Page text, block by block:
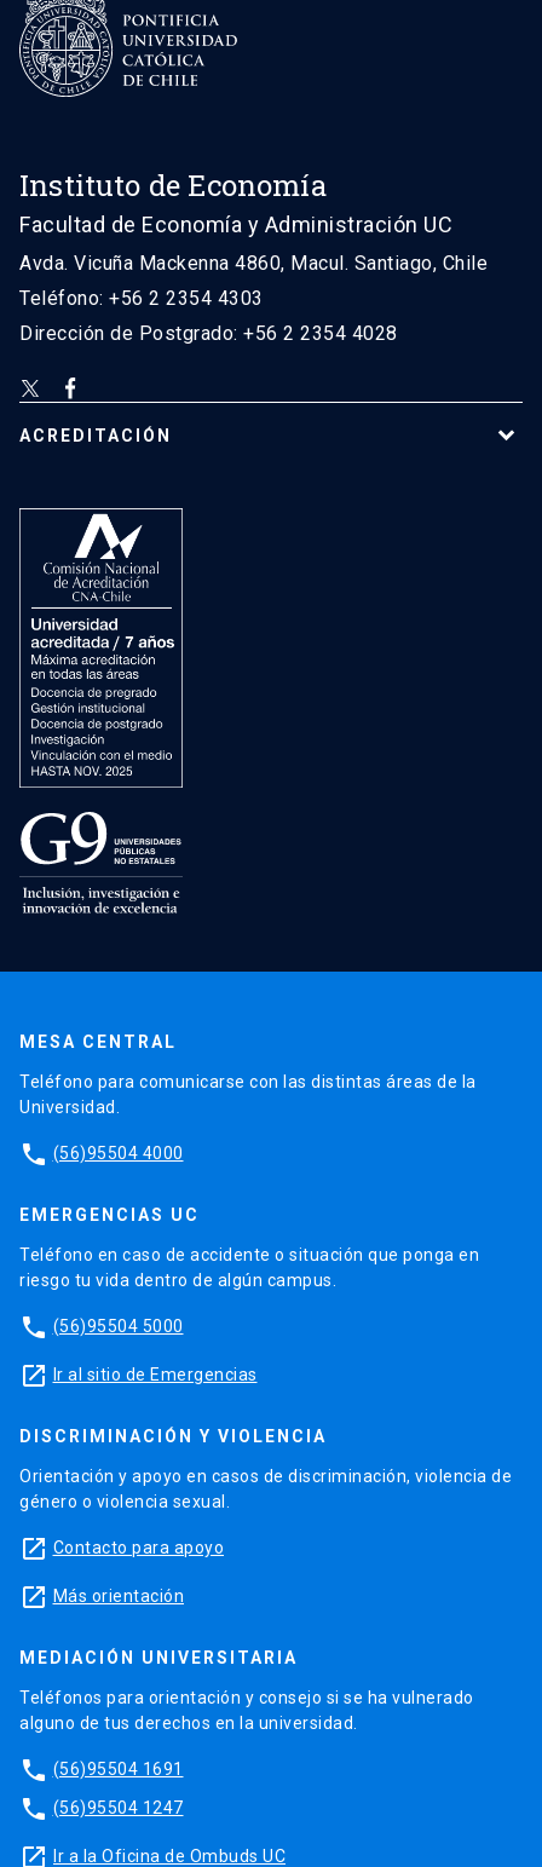
Instituto de Economía
Facultad de Economía y Administración UC
Avda. Vicuña Mackenna 4860, Macul. Santiago, Chile
Teléfono: +56 2 2354 4303
Dirección de Postgrado: +56 2 2354 4028
ACREDITACIÓN
MESA CENTRAL
Teléfono para comunicarse con las distintas áreas de la
Universidad.
phone (56)95504 4000
EMERGENCIAS UC
Teléfono en caso de accidente o situación que ponga en
riesgo tu vida dentro de algún campus.
phone (56)95504 5000
launch Ir al sitio de Emergencias
DISCRIMINACIÓN Y VIOLENCIA
Orientación y apoyo en casos de discriminación, violencia de
género o violencia sexual.
launch Contacto para apoyo
launch Más orientación
MEDIACIÓN UNIVERSITARIA
Teléfonos para orientación y consejo si se ha vulnerado
alguno de tus derechos en la universidad.
phone (56)95504 1691
phone (56)95504 1247
launch Ir a la Oficina de Ombuds UC